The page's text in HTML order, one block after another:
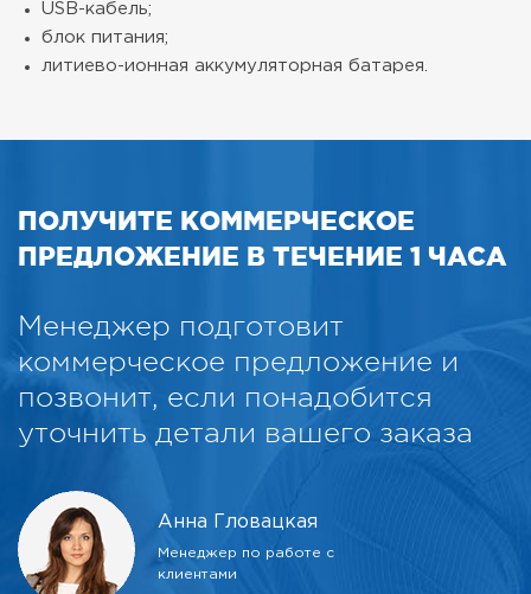
USB-кабель;
блок питания;
литиево-ионная аккумуляторная батарея.
ПОЛУЧИТЕ КОММЕРЧЕСКОЕ
ПРЕДЛОЖЕНИЕ В ТЕЧЕНИЕ 1 ЧАСА
Менеджер подготовит
коммерческое предложение и
позвонит, если понадобится
уточнить детали вашего заказа
Анна Гловацкая
Менеджер по работе с
клиентами